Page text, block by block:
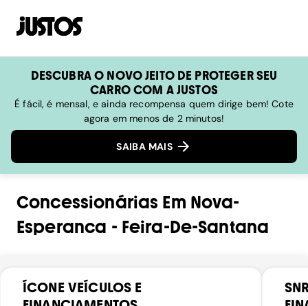
DESCUBRA O NOVO JEITO DE PROTEGER SEU
CARRO COM A JUSTOS
É fácil, é mensal, e ainda recompensa quem dirige bem! Cote
agora em menos de 2 minutos!
SAIBA MAIS
Concessionárias Em Nova-
Esperanca - Feira-De-Santana
ÍCONE VEÍCULOS E